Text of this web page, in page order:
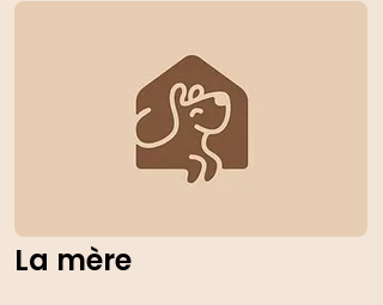
La mère